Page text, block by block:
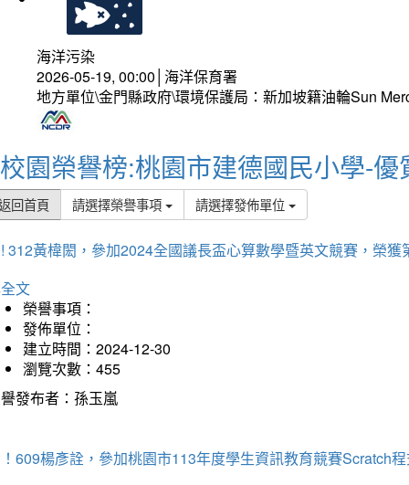
海洋污染
2026-05-19, 00:00│海洋保育署
地方單位\金門縣政府\環境保護局：新加坡籍油輪Sun
校園榮譽榜:桃園市建德國民小學-優
回首頁 請選擇榮譽事項 請選擇發佈單位
312黃椲閎，參加2024全國議長盃心算數學暨英文競賽，榮獲
文
榮譽事項：
發佈單位：
建立時間：2024-12-30
瀏覽次數：455
發布者：孫玉嵐
609楊彥詮，參加桃園市113年度學生資訊教育競賽Scratch